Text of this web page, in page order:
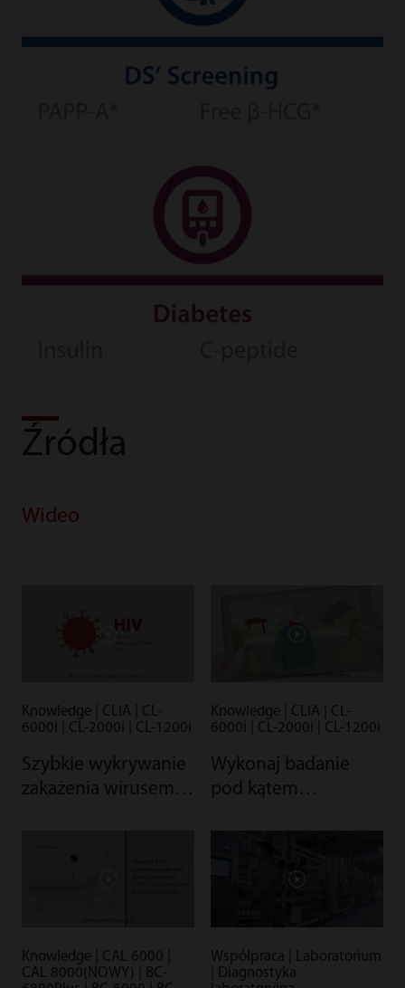
Źródła
Wideo
Knowledge | CLIA | CL-
6000i | CL-2000i | CL-1200i
Szybkie wykrywanie
zakażenia wirusem
Knowledge | CLIA | CL-
6000i | CL-2000i | CL-1200i
Wykonaj badanie
pod kątem
Knowledge | CAL 6000 |
CAL 8000(NOWY) | BC-
Współpraca | Laboratorium
| Diagnostyka